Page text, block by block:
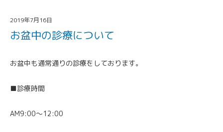
2019年7月16日
お盆中の診療について
お盆中も通常通りの診療をしております。
■診療時間
AM9:00～12:00